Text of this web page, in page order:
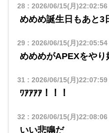
28: 2026/06/15(月)22:02:56
めめめ誕生日もあと3
29: 2026/06/15(月)22:05:54
めめめがAPEXをや
31 : 2026/06/15(月)22:07:59
ﾜｱｱｱｱ！！！
32 : 2026/06/15(月)22:08:06
いい悲鳴だ